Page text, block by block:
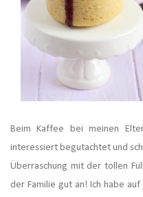
Beim Kaffee bei meinen
interessiert begutachtet und
Überraschung mit der tollen
der Familie gut an! Ich habe